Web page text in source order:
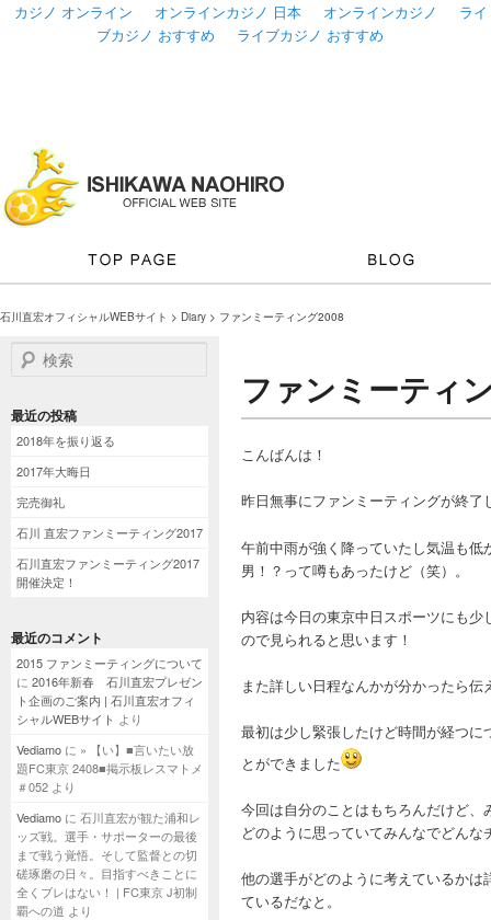
カジノ オンライン オンラインカジノ 日本 オンラインカジノ
ライ
ブカジノ おすすめ
ライブカジノ おすすめ
石川直宏オフィシャルWEBサイト > Diary > ファンミーティング2008
検索
最近の投稿
2018年を振り返る
2017年大晦日
完売御礼
石川 直宏ファンミーティング2017
石川直宏ファンミーティング2017
開催決定！
最近のコメント
2015 ファンミーティングについて
に 2016年新春 石川直宏プレゼン
ト企画のご案内 | 石川直宏オフィ
シャルWEBサイト より
Vediamo に » 【い】■言いたい放
題FC東京 2408■掲示板レスマトメ
＃052 より
Vediamo に 石川直宏が観た浦和レ
ッズ戦。選手・サポーターの最後
まで戦う覚悟。そして監督との切
磋琢磨の日々。目指すべきことに
全くブレはない！ | FC東京 J初制
覇への道 より
ファンミーティ
こんばんは！
昨日無事にファンミーティングが終了
午前中雨が強く降っていたし気温も
男！？って噂もあったけど（笑）。
内容は今日の東京中日スポーツにも
ので見られると思います！
また詳しい日程なんかが分かったら伝
最初は少し緊張したけど時間が経つ
とができました
今回は自分のことはもちろんだけど
どのように思っていてみんなでどん
他の選手がどのように考えているか
ているだなと。